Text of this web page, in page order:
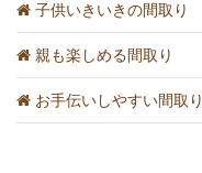
子供いきいきの間取り
親も楽しめる間取り
お手伝いしやすい間取り